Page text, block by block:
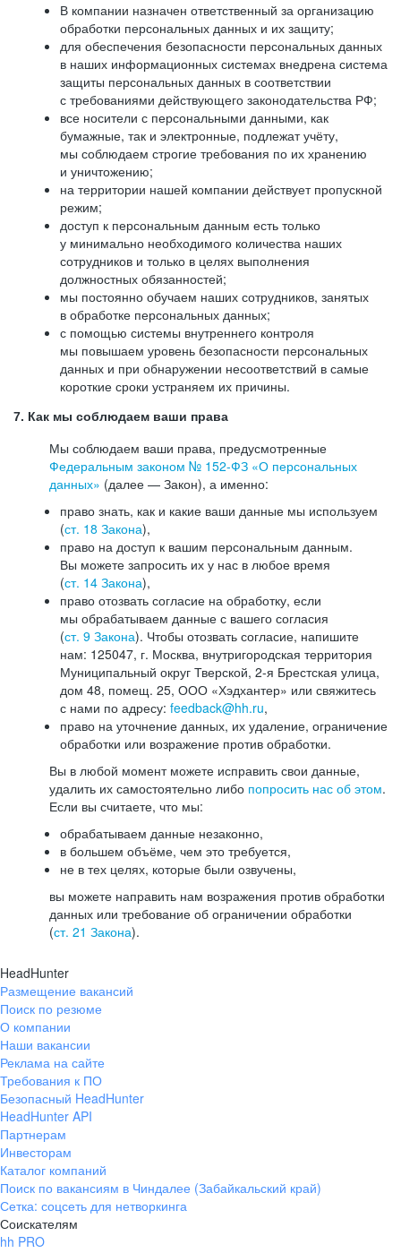
В компании назначен ответственный за организацию
обработки персональных данных и их защиту;
для обеспечения безопасности персональных данных
в наших информационных системах внедрена система
защиты персональных данных в соответствии
с требованиями действующего законодательства РФ;
все носители с персональными данными, как
бумажные, так и электронные, подлежат учёту,
мы соблюдаем строгие требования по их хранению
и уничтожению;
на территории нашей компании действует пропускной
режим;
доступ к персональным данным есть только
у минимально необходимого количества наших
сотрудников и только в целях выполнения
должностных обязанностей;
мы постоянно обучаем наших сотрудников, занятых
в обработке персональных данных;
с помощью системы внутреннего контроля
мы повышаем уровень безопасности персональных
данных и при обнаружении несоответствий в самые
короткие сроки устраняем их причины.
7. Как мы соблюдаем ваши права
Мы соблюдаем ваши права, предусмотренные
Федеральным законом № 152-ФЗ «О персональных
данных» (далее — Закон), а именно:
право знать, как и какие ваши данные мы используем
(ст. 18 Закона),
право на доступ к вашим персональным данным.
Вы можете запросить их у нас в любое время
(ст. 14 Закона),
право отозвать согласие на обработку, если
мы обрабатываем данные с вашего согласия
(ст. 9 Закона). Чтобы отозвать согласие, напишите
нам: 125047, г. Москва, внутригородская территория
Муниципальный округ Тверской, 2-я Брестская улица,
дом 48, помещ. 25, ООО «Хэдхантер» или свяжитесь
с нами по адресу: feedback@hh.ru,
право на уточнение данных, их удаление, ограничение
обработки или возражение против обработки.
Вы в любой момент можете исправить свои данные,
удалить их самостоятельно либо попросить нас об этом.
Если вы считаете, что мы:
обрабатываем данные незаконно,
в большем объёме, чем это требуется,
не в тех целях, которые были озвучены,
вы можете направить нам возражения против обработки
данных или требование об ограничении обработки
(ст. 21 Закона).
HeadHunter
Размещение вакансий
Поиск по резюме
О компании
Наши вакансии
Реклама на сайте
Требования к ПО
Безопасный HeadHunter
HeadHunter API
Партнерам
Инвесторам
Каталог компаний
Поиск по вакансиям в Чиндалее (Забайкальский край)
Сетка: соцсеть для нетворкинга
Соискателям
hh PRO